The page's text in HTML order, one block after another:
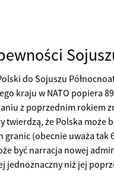
do Sojuszu
kraju w NATO popiera
z poprzednim rokiem
twierdzą, że Polska
(obecnie uważa tak
być narracja nowej
jednoznaczny niż jej